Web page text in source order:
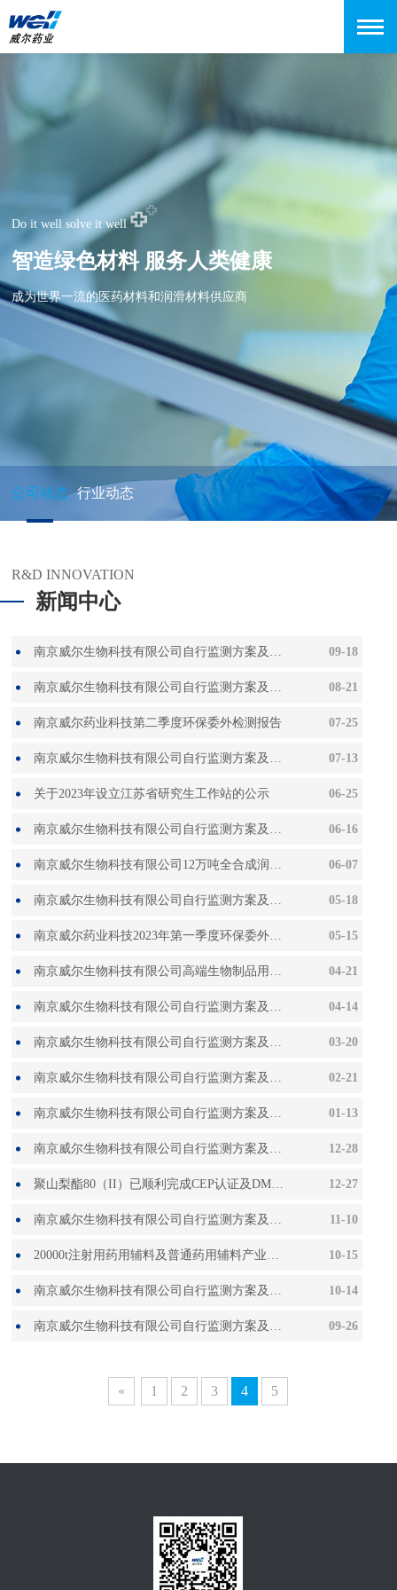
Do it well solve it well
智造绿色材料 服务人类健康
成为世界一流的医药材料和润滑材料供应商
公司动态 行业动态
R&D INNOVATION
新闻中心
09-18
南京威尔生物科技有限公司自行监测方案及2023年8月份监测报告
08-21
南京威尔生物科技有限公司自行监测方案及2023年7月份监测报告
07-25
南京威尔药业科技第二季度环保委外检测报告
07-13
南京威尔生物科技有限公司自行监测方案及2023年6月份6监测报告
06-25
关于2023年设立江苏省研究生工作站的公示
06-16
南京威尔生物科技有限公司自行监测方案及2023年5月份（第二季度）监测报告
06-07
南京威尔生物科技有限公司12万吨全合成润滑油基础油、特种表面活性剂项目环评一次公示
05-18
南京威尔生物科技有限公司自行监测方案及2023年04月份监测报告
05-15
南京威尔药业科技2023年第一季度环保委外检测报告
04-21
南京威尔生物科技有限公司高端生物制品用药用辅料产业化装置项目和本质安全整改配套原料、成品罐区项目竣工环保验收信息公开
04-14
南京威尔生物科技有限公司自行监测方案及2023年3月份监测报告
03-20
南京威尔生物科技有限公司自行监测方案及2023年2月份监测报告
02-21
南京威尔生物科技有限公司自行监测方案及2023年1月份（第一季度）监测报告
01-13
南京威尔生物科技有限公司自行监测方案及2022年12月份监测报告
12-28
南京威尔生物科技有限公司自行监测方案及2022年11月份（第四季度）监测报告
12-27
聚山梨酯80（II）已顺利完成CEP认证及DMF备案
11-10
南京威尔生物科技有限公司自行监测方案及2022年10月份监测报告
10-15
20000t注射用药用辅料及普通药用辅料产业基地项目公示
10-14
南京威尔生物科技有限公司自行监测方案及2022年9月份监测报告
09-26
南京威尔生物科技有限公司自行监测方案及2022年8月份监测报告
« 1 2 3 4 5